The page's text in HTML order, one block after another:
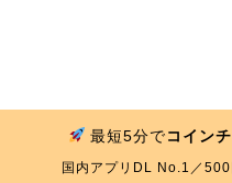
最短5分でコイン
国内アプリDL No.1／